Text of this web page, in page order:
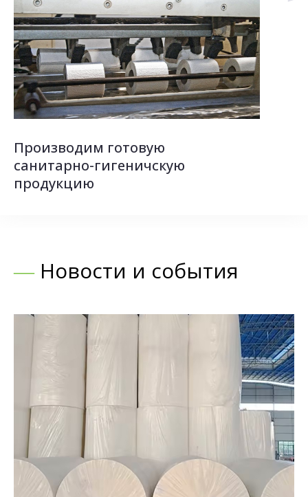
Производим готовую
санитарно-гигеничскую
продукцию
― Новости и события